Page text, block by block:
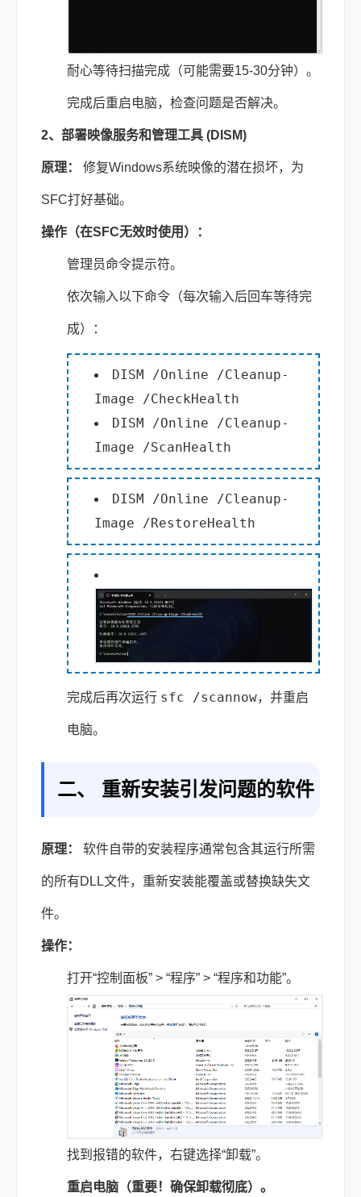
耐心等待扫描完成（可能需要15-30分钟）。
完成后重启电脑，检查问题是否解决。
2、部署映像服务和管理工具 (DISM)
原理： 修复Windows系统映像的潜在损坏，为
SFC打好基础。
操作（在SFC无效时使用）：
管理员命令提示符。
依次输入以下命令（每次输入后回车等待完
成）：
DISM /Online /Cleanup-
Image /CheckHealth
DISM /Online /Cleanup-
Image /ScanHealth
DISM /Online /Cleanup-
Image /RestoreHealth
完成后再次运行 sfc /scannow，并重启
电脑。
二、 重新安装引发问题的软件
原理： 软件自带的安装程序通常包含其运行所需
的所有DLL文件，重新安装能覆盖或替换缺失文
件。
操作：
打开“控制面板” > “程序” > “程序和功能”。
找到报错的软件，右键选择“卸载”。
重启电脑（重要！确保卸载彻底）。